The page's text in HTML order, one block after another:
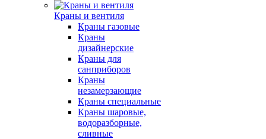
Краны и вентиля
Краны газовые
Краны
дизайнерские
Краны для
санприборов
Краны
незамерзающие
Краны специальные
Краны шаровые,
водоразборные,
сливные